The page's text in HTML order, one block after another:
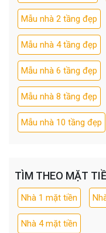
Mẫu nhà 2 tầng đẹp
Mẫu nhà 4 tầng đẹp
Mẫu nhà 6 tầng đẹp
Mẫu nhà 8 tầng đẹp
Mẫu nhà 10 tầng đẹp
TÌM THEO MẶT
Nhà 1 mặt tiền
Nhà 4 mặt tiền